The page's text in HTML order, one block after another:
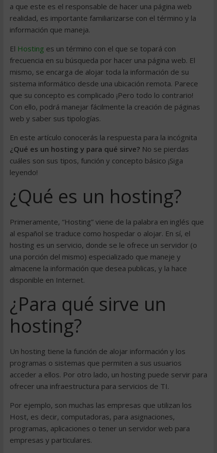
a que este es el responsable de hacer una página web
realidad, es importante familiarizarse con el término y la
información que maneja.
El Hosting es un término con el que se topará con
frecuencia en su búsqueda por hacer una página web. El
mismo, se encarga de alojar toda la información de su
sistema informático desde una ubicación remota. Parece
que su concepto es complicado ¡Pero todo lo contrario!
Con ello, podrá manejar fácilmente la creación de páginas
web y saber sus tipologías.
En este artículo conocerás la respuesta para la incógnita
¿Qué es un hosting y para qué sirve? No se pierdas
cuáles son sus tipos, función y concepto básico ¡Siga
leyendo!
¿Qué es un hosting?
Primeramente, “Hosting” viene de la palabra en inglés que
al español se traduce como hospedar o alojar. En sí, el
hosting es un servicio, donde se le ofrece un servidor (o
una porción del mismo) especializado que maneje y
almacene la información que desea publicas, y la hace
disponible en Internet.
¿Para qué sirve un
hosting?
Un hosting tiene la función de alojar información y los
programas o sistemas que permiten a sus usuarios
acceder a ellos. Por otro lado, un hosting puede servir para
ofrecer una infraestructura para servicios de TI.
Por ejemplo, son muchas las empresas que utilizan los
Host, es decir, computadoras, para asignaciones,
programas, aplicaciones o tener un servidor web para
empresas y particulares.